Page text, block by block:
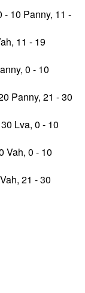
- 10 Panny, 11 -
11 - 19
0 - 10
Panny, 21 - 30
Lva, 0 - 10
Vah, 0 - 10
21 - 30